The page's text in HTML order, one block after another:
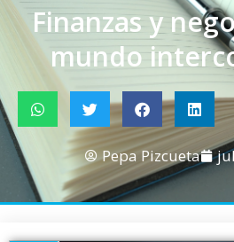
Finanzas y
mundo
Pepa Pizcueta